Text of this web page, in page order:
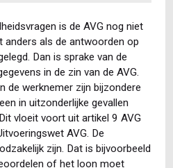
is de AVG nog niet
anders als de antwoorden op
Dan is sprake van de
in de zin van de AVG.
de werknemer zijn bijzondere
in uitzonderlijke gevallen
vloeit voort uit artikel 9 AVG
AVG. De
zijn. Dat is bijvoorbeeld
of het loon moet